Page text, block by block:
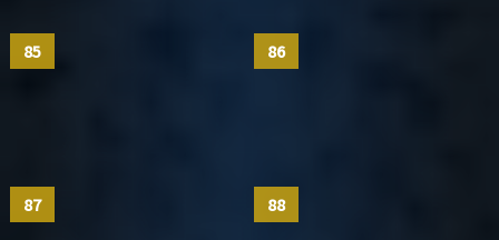
85 86
87 88